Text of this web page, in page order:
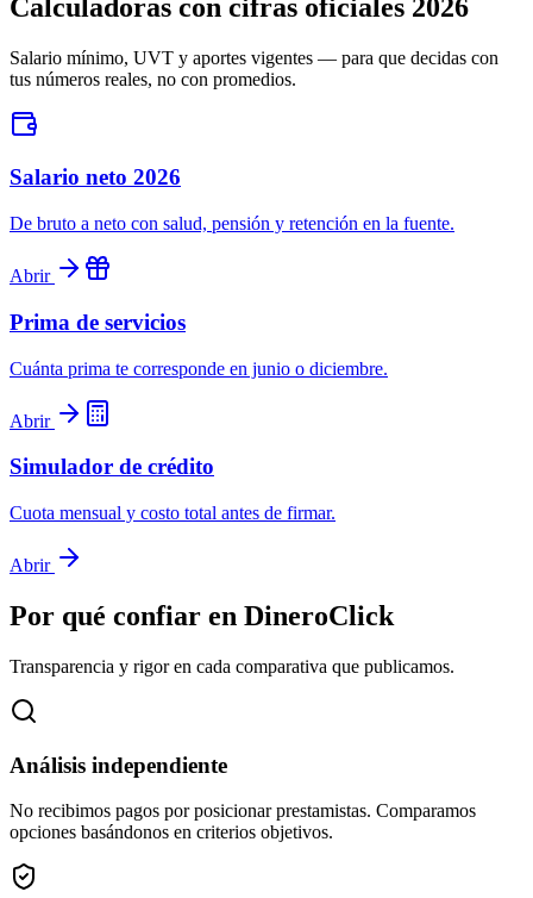
Calculadoras con cifras oficiales 2026
Salario mínimo, UVT y aportes vigentes — para que decidas con
tus números reales, no con promedios.
Salario neto 2026
De bruto a neto con salud, pensión y retención en la fuente.
Abrir
Prima de servicios
Cuánta prima te corresponde en junio o diciembre.
Abrir
Simulador de crédito
Cuota mensual y costo total antes de firmar.
Abrir
Por qué confiar en DineroClick
Transparencia y rigor en cada comparativa que publicamos.
Análisis independiente
No recibimos pagos por posicionar prestamistas. Comparamos
opciones basándonos en criterios objetivos.